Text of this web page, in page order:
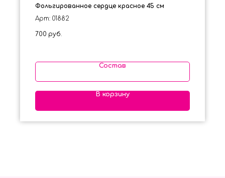
Фольгированное сердце красное 45 см
Арт: 01882
700 руб.
Состав
В корзину